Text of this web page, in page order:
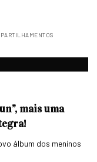
mais uma
álbum dos meninos